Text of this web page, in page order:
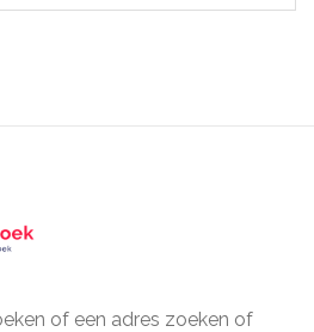
of een adres zoeken of